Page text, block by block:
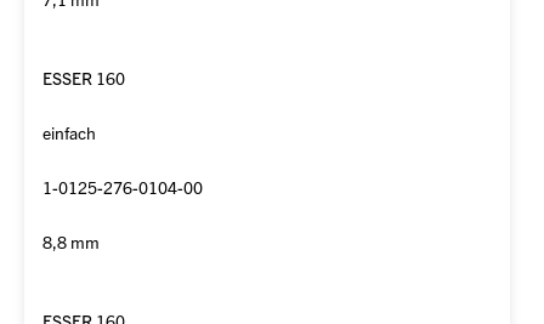
ESSER 160
einfach
1-0125-276-0104-00
8,8 mm